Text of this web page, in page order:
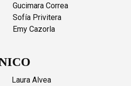
Gucimara Correa
Sofía Privitera
Emy Cazorla
Laura Alvea